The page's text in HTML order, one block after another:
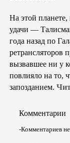
На этой планете,
удачи —
года назад по
ретрансляторов
вызвавшее ни у
повлияло на то,
запозданием.
Комментарии
-Комментариев